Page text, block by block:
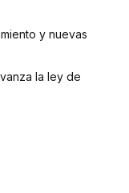
y nuevas
la ley de